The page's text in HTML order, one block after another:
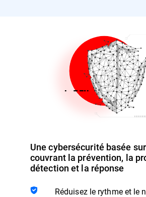
Une cybersécurité basée
couvrant la prévention, la
détection et la réponse
Réduisez le rythme et le